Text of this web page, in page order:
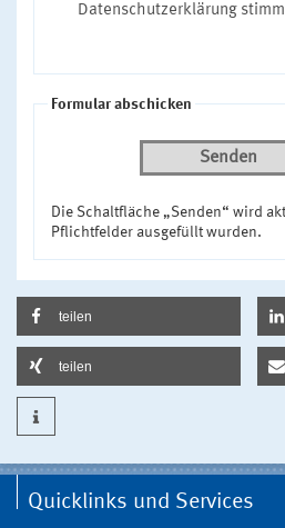
Datenschutzerklärung
Formular abschicken
Senden
Die Schaltfläche „Senden“ wird
Pflichtfelder ausgefüllt wurden.
teilen
teilen
Quicklinks und Services